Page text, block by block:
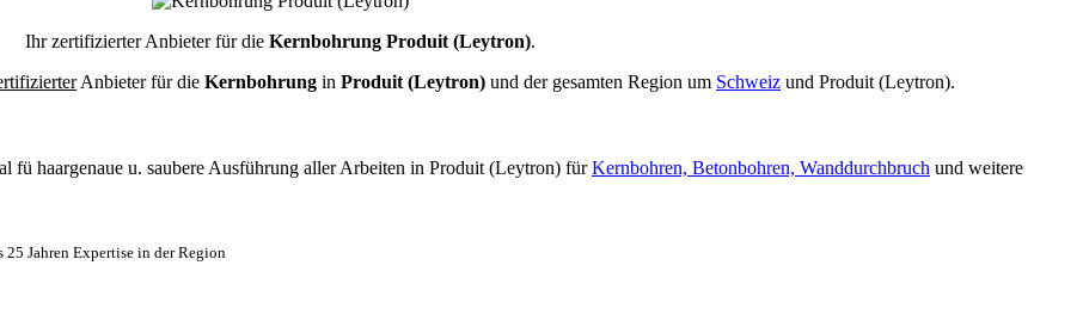
Ihr zertifizierter Anbieter für die Kernbohrung Produit (Leytron).
Anbieter für die Kernbohrung in Produit (Leytron) und der gesamten Region um Schweiz und Produit (Leytron).
fü haargenaue u. saubere Ausführung aller Arbeiten in Produit (Leytron) fürKernbohren, Betonbohren, Wanddurchbruch und weitere
Jahren Expertise in der Region